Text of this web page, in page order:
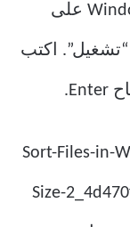
دوه. للبدء ، اضغط على Windows Key + R على
“تشغيل”. اكتب